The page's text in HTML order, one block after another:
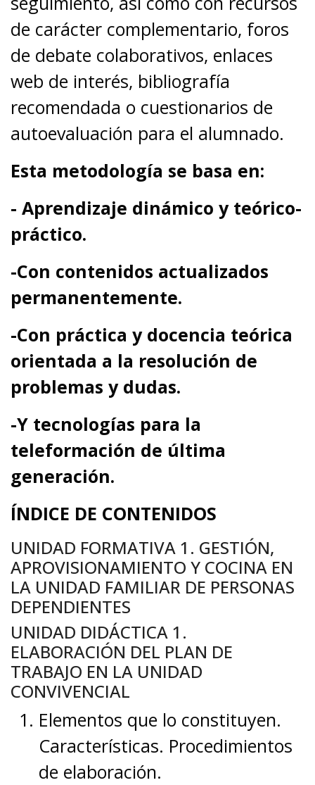
de carácter complementario, foros
de debate colaborativos, enlaces
web de interés, bibliografía
recomendada o cuestionarios de
autoevaluación para el alumnado.
Esta metodología se basa en:
- Aprendizaje dinámico y teórico-
práctico.
-Con contenidos actualizados
permanentemente.
-Con práctica y docencia teórica
orientada a la resolución de
problemas y dudas.
-Y tecnologías para la
teleformación de última
generación.
ÍNDICE DE CONTENIDOS
UNIDAD FORMATIVA 1. GESTIÓN,
APROVISIONAMIENTO Y COCINA EN
LA UNIDAD FAMILIAR DE PERSONAS
DEPENDIENTES
UNIDAD DIDÁCTICA 1.
ELABORACIÓN DEL PLAN DE
TRABAJO EN LA UNIDAD
CONVIVENCIAL
Elementos que lo constituyen.
Características. Procedimientos
de elaboración.